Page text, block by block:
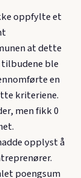
oppfylte et
at dette
ble
en
kriteriene.
men fikk 0
opplyst å
poengsum